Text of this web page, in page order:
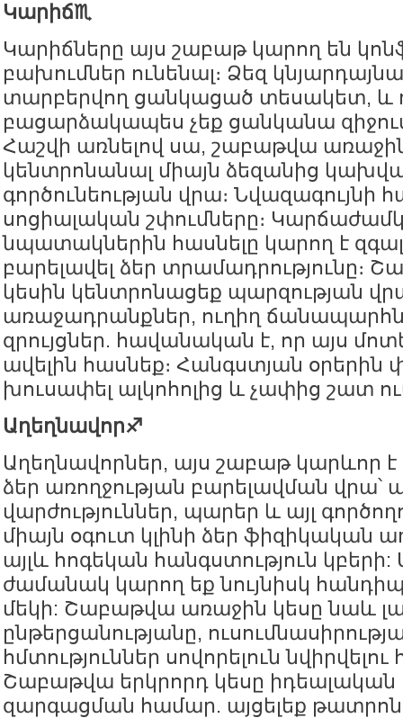
Կարիճ♏️
Կարիճները այս շաբաթ կարող են
բախումներ ունենալ։ Ձեզ
տարբերվող ցանկացած տեսակետ, և
բացարձակապես չեք ցանկանա
Հաշվի առնելով սա, շաբաթվա
կենտրոնանալ միայն ձեզանից
գործունեության վրա։ Նվազագույնի
սոցիալական շփումները։
նպատակներին հասնելը կարող է
բարելավել ձեր տրամադրությունը։
կեսին կենտրոնացեք պարզության
առաջադրանքներ, ուղիղ
զրույցներ. հավանական է, որ այս
ավելին հասնեք։ Հանգստյան օրերին
խուսափել ալկոհոլից և չափից շատ
Աղեղնավոր♐️
Աղեղնավորներ, այս շաբաթ կարևոր
ձեր առողջության բարելավման վրա՝
վարժություններ, պարեր և այլ
միայն օգուտ կլինի ձեր ֆիզիկական
այլև հոգեկան հանգստություն
ժամանակ կարող եք նույնիսկ
մեկի: Շաբաթվա առաջին կեսը նաև
ընթերցանությանը,
հմտություններ սովորելուն
Շաբաթվա երկրորդ կեսը
զարգացման համար. այցելեք